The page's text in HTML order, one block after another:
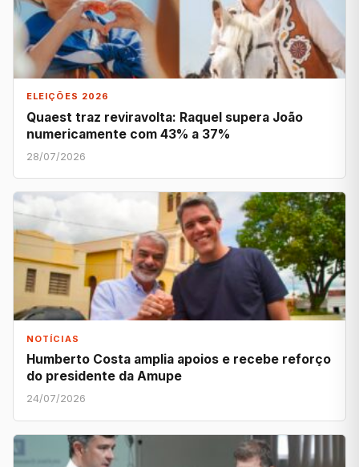
ELEIÇÕES 2026
Quaest traz reviravolta: Raquel supera João
numericamente com 43% a 37%
28/07/2026
NOTÍCIAS
Humberto Costa amplia apoios e recebe reforço
do presidente da Amupe
24/07/2026